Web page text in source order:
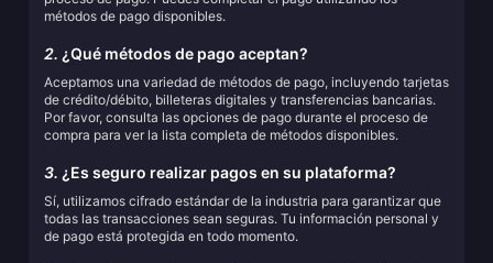
métodos de pago disponibles.
2. ¿Qué métodos de pago aceptan?
Aceptamos una variedad de métodos de pago, incluyendo tarjetas
de crédito/débito, billeteras digitales y transferencias bancarias.
Por favor, consulta las opciones de pago durante el proceso de
compra para ver la lista completa de métodos disponibles.
3. ¿Es seguro realizar pagos en su plataforma?
Sí, utilizamos cifrado estándar de la industria para garantizar que
todas las transacciones sean seguras. Tu información personal y
de pago está protegida en todo momento.